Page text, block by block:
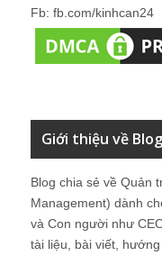
Fb: fb.com/kinhcan24
Giới thiệu về
Blog chia sẻ về Quản
Management) dành
và Con người như
tài liệu, bài viết,